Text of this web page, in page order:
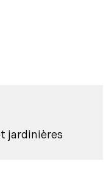
jardinières